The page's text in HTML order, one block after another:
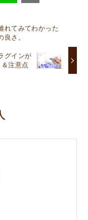
れてみてわかった
良さ。
グインが
注意点